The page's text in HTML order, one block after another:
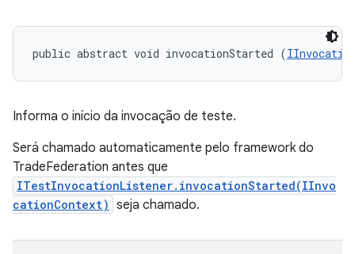
public abstract void invocationStarted (
Informa o início da invocação de teste.
Será chamado automaticamente pelo framework do
TradeFederation antes que
ITestInvocationListener.invocationStarted(IInvo
cationContext) seja chamado.